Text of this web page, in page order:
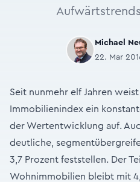
Michael
22. Mar
Seit nunmehr elf Jahren
Immobilienindex ein
der Wertentwicklung auf.
deutliche,
3,7 Prozent feststellen. Der
Wohnimmobilien bleibt mit